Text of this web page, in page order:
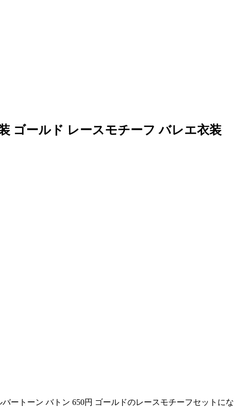
ゴールド レースモチーフ バレエ衣装
ートーン バトン 650円 ゴールドのレースモチーフセットにな